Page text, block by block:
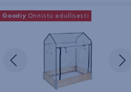
Minikasvihuone 115x75cm korkeus
100/130cm
Edellinen
Goodiy Onnistu edullisesti